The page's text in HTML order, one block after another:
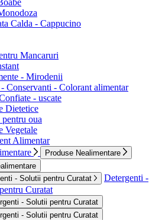
Calda - Cappucino
Mancaruri
- Mirodenii
Conservanti - Colorant alimentar
- uscate
Dietetice
pentru oua
Vegetale
Alimentar
Produse Nealimentare
- Solutii pentru Curatat
Detergenti -
Curatat
- Solutii pentru Curatat
- Solutii pentru Curatat